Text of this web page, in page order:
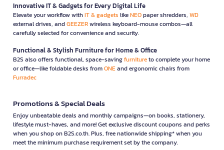
Innovative IT & Gadgets for Every Digital Life
Elevate your workflow withIT & gadgets likeNEOpaper shredders, WD
external drives, andGEEZERwireless keyboard-mouse combos—all
carefully selected for convenience and security.
Functional & Stylish Furniture for Home & Office
B2S also offers functional, space-savingfurnitureto complete your home
or office—like foldable desks fromONEand ergonomic chairs from
Furradec
Promotions & Special Deals
Enjoy unbeatable deals and monthly campaigns—on books, stationery,
lifestyle must-haves, and more! Get exclusive discount coupons and perks
when you shop on B2S.co.th. Plus, free nationwide shipping* when you
meet the minimum purchase requirement set by the company.